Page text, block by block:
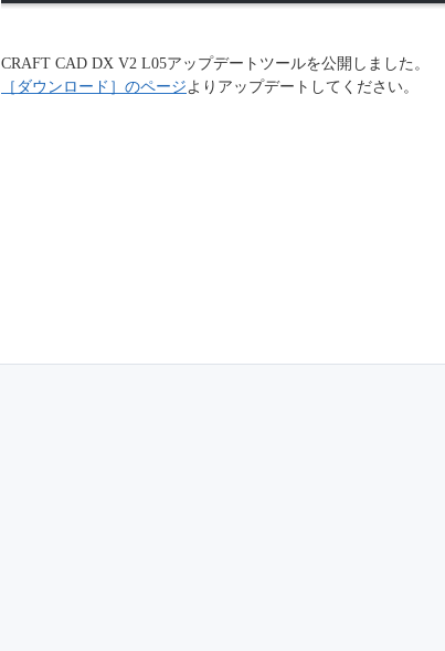
CRAFT CAD DX V2 L05アップデートツールを公開しました。
［ダウンロード］のページよりアップデートしてください。